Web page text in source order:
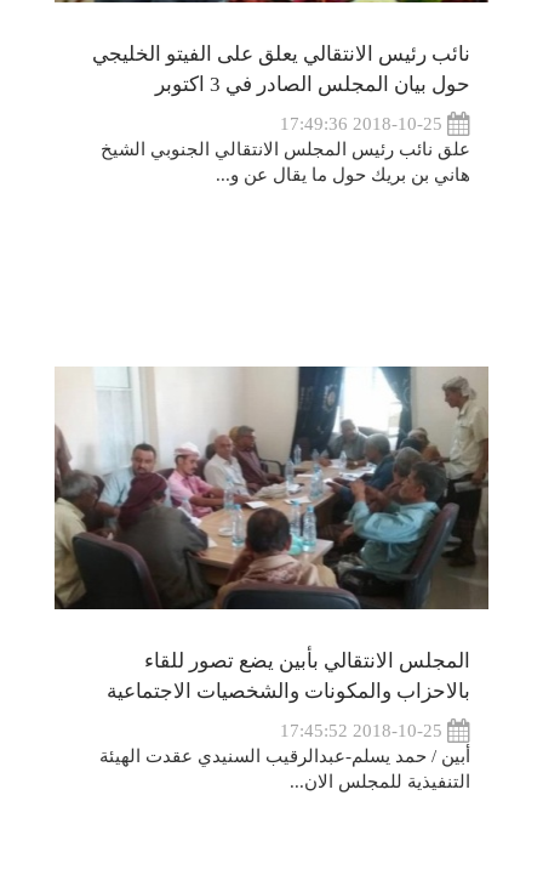
نائب رئيس الانتقالي يعلق على الفيتو الخليجي
حول بيان المجلس الصادر في 3 اكتوبر
علق نائب رئيس المجلس الانتقالي الجنوبي الشيخ
هاني بن بريك حول ما يقال عن و...
المجلس الانتقالي بأبين يضع تصور للقاء
بالاحزاب والمكونات والشخصيات الاجتماعية
أبين / حمد يسلم-عبدالرقيب السنيدي عقدت الهيئة
التنفيذية للمجلس الان...